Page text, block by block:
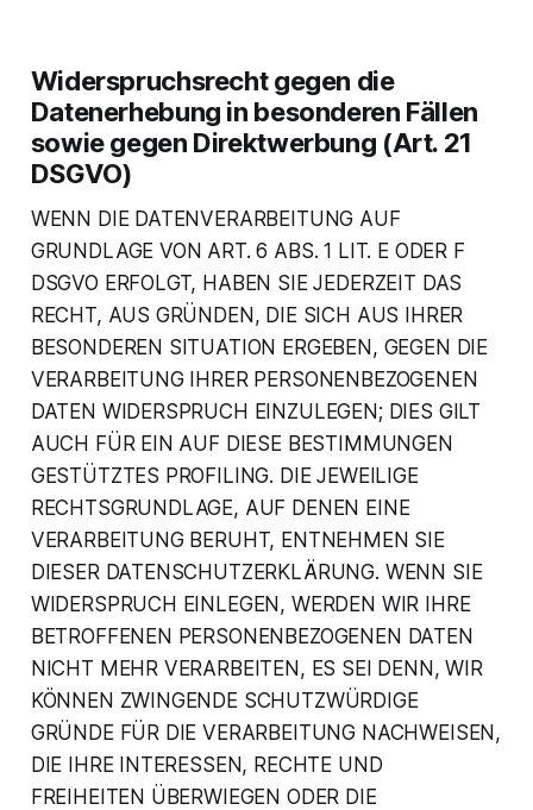
Widerspruchsrecht gegen die
Datenerhebung in besonderen Fällen
sowie gegen Direktwerbung (Art. 21
DSGVO)
WENN DIE DATENVERARBEITUNG AUF
GRUNDLAGE VON ART. 6 ABS. 1 LIT. E ODER F
DSGVO ERFOLGT, HABEN SIE JEDERZEIT DAS
RECHT, AUS GRÜNDEN, DIE SICH AUS IHRER
BESONDEREN SITUATION ERGEBEN, GEGEN DIE
VERARBEITUNG IHRER PERSONENBEZOGENEN
DATEN WIDERSPRUCH EINZULEGEN; DIES GILT
AUCH FÜR EIN AUF DIESE BESTIMMUNGEN
GESTÜTZTES PROFILING. DIE JEWEILIGE
RECHTSGRUNDLAGE, AUF DENEN EINE
VERARBEITUNG BERUHT, ENTNEHMEN SIE
DIESER DATENSCHUTZERKLÄRUNG. WENN SIE
WIDERSPRUCH EINLEGEN, WERDEN WIR IHRE
BETROFFENEN PERSONENBEZOGENEN DATEN
NICHT MEHR VERARBEITEN, ES SEI DENN, WIR
KÖNNEN ZWINGENDE SCHUTZWÜRDIGE
GRÜNDE FÜR DIE VERARBEITUNG NACHWEISEN,
DIE IHRE INTERESSEN, RECHTE UND
FREIHEITEN ÜBERWIEGEN ODER DIE